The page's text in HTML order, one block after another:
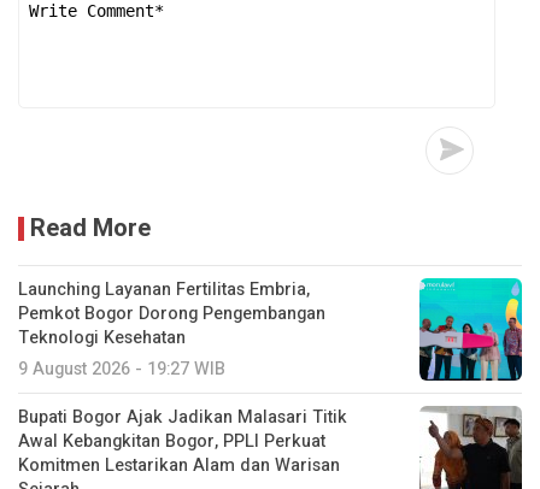
Read More
Launching Layanan Fertilitas Embria,
Pemkot Bogor Dorong Pengembangan
Teknologi Kesehatan
9 August 2026 - 19:27 WIB
Bupati Bogor Ajak Jadikan Malasari Titik
Awal Kebangkitan Bogor, PPLI Perkuat
Komitmen Lestarikan Alam dan Warisan